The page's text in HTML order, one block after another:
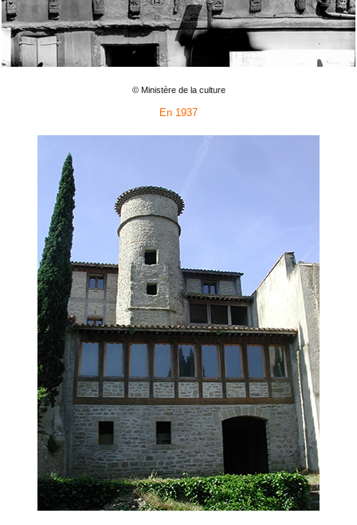
© Ministère de la culture
En 1937